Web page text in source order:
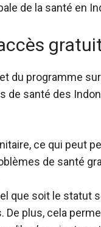
de la santé en
du programme
de santé des
ce qui peut
de santé
que soit le statut
plus, cela